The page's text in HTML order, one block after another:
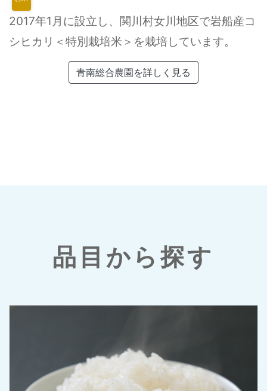
2017年1月に設立し、関川村女川地区で岩船産コ
シヒカリ＜特別栽培米＞を栽培しています。
青南総合農園を詳しく見る
品目から探す